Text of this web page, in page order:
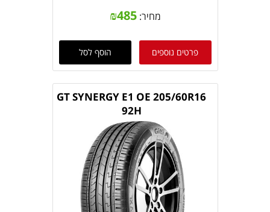
מחיר: ₪485
פרטים נוספים הוסף לסל
GT SYNERGY E1 OE 205/60R16
92H